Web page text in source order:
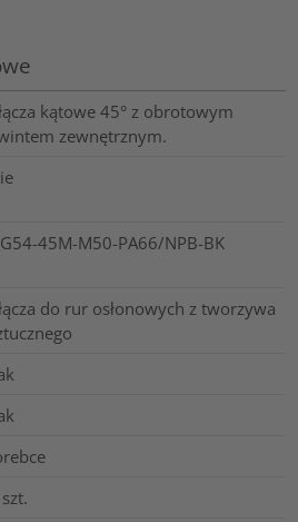
kątowe 45° z obrotowym
zewnętrznym.
45M-M50-PA66/NPB-BK
do rur osłonowych z tworzywa
szt.